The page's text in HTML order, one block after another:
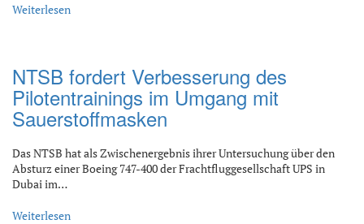
Weiterlesen
NTSB fordert Verbesserung des
Pilotentrainings im Umgang mit
Sauerstoffmasken
Das NTSB hat als Zwischenergebnis ihrer Untersuchung über den
Absturz einer Boeing 747-400 der Frachtfluggesellschaft UPS in
Dubai im…
Weiterlesen